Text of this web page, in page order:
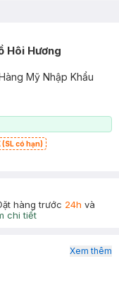
Hôi Hương
Mỹ Nhập Khẩu
(SL có hạn)
hàng trước 24h và
chi tiết
Xem thêm